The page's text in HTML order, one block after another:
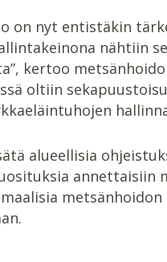
on nyt entistäkin
nähtiin
kertoo
oltiin
alueellisia
annettaisiin
metsänhoidon